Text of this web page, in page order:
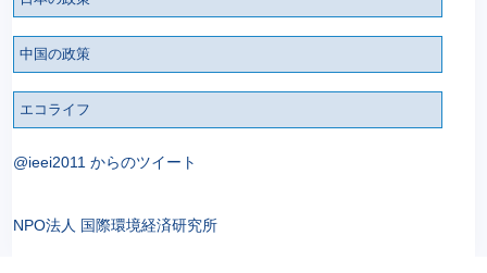
中国の政策
エコライフ
@ieei2011 からのツイート
NPO法人 国際環境経済研究所